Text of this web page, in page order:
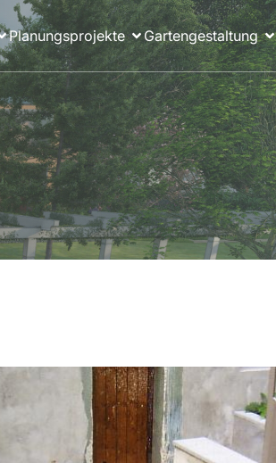
Planungsprojekte Gartengestaltung